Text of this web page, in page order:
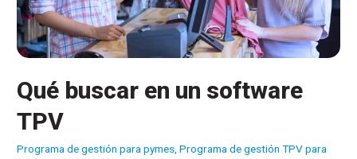
Qué buscar en un software
TPV
Programa de gestión para pymes ,Programa de gestión TPV para